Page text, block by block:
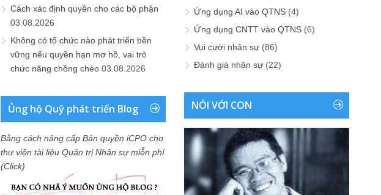
Cách xác định quyền cho các bộ phận
03.08.2026
Không có tổ chức nào phát triển bền
vững nếu quyền hạn mơ hồ, vai trò
chức năng chồng chéo 03.08.2026
Ủng hộ Quỹ phát triển Blog
Bằng cách nâng cấp Bản quyền iCPO cho
thư viện tài liệu Quản trị Nhân sự miễn phí
(Click)
Ứng dụng AI vào QTNS (4)
Ứng dụng CNTT vào QTNS (6)
Vui cười nhân sự (86)
Đánh giá nhân sự (22)
NÓI VỚI CON